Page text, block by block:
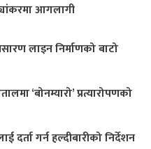
आगलागी
लाइन निर्माणको बाटो
‘बोनम्यारो’ प्रत्यारोपणको
दर्ता गर्न हल्दीबारीको निर्देशन